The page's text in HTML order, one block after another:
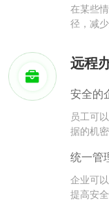
在某些
径，减
远程
安全的
员工可
据的机
统一管
企业可
提高安